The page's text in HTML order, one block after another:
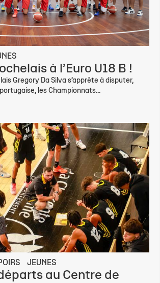
à l’Euro U18 B !
Gregory Da Silva s’apprête à disputer,
les Championnats...
JEUNES
au Centre de